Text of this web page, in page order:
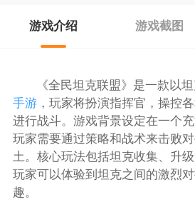
游戏介绍 游戏截图
《全民坦克联盟》是一款以
手游，玩家将扮演指挥官，操控
进行战斗。游戏背景设定在一个
玩家需要通过策略和战术来击败
土。核心玩法包括坦克收集、升
玩家可以体验到坦克之间的激烈
趣。